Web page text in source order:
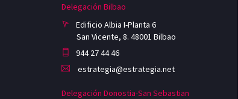
Delegación Bilbao
Edificio Albia I-Planta 6
San Vicente, 8. 48001 Bilbao
944 27 44 46
estrategia@estrategia.net
Delegación Donostia-San Sebastian